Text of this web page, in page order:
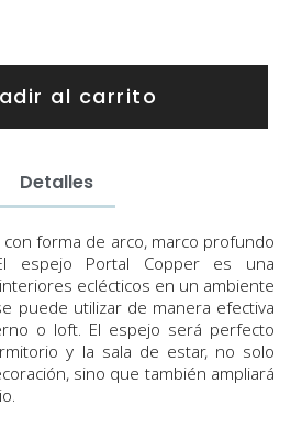
al carrito
Detalles
forma de arco, marco profundo
espejo Portal Copper es una
eclécticos en un ambiente
puede utilizar de manera efectiva
o loft. El espejo será perfecto
y la sala de estar, no solo
sino que también ampliará